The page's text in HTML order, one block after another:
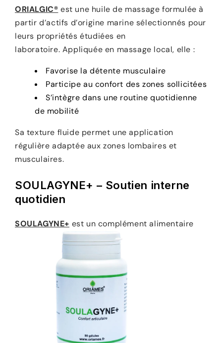
ORIALGIC® est une huile de massage formulée à
partir d’actifs d’origine marine sélectionnés pour
leurs propriétés étudiées en
laboratoire. Appliquée en massage local, elle :
Favorise la détente musculaire
Participe au confort des zones sollicitées
S’intègre dans une routine quotidienne
de mobilité
Sa texture fluide permet une application
régulière adaptée aux zones lombaires et
musculaires.
SOULAGYNE+ – Soutien interne
quotidien
SOULAGYNE+ est un complément alimentaire